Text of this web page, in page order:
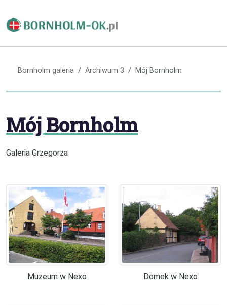
Bornholm galeria Archiwum 3 Mój Bornholm
Mój Bornholm
Galeria Grzegorza
Muzeum w Nexo Domek w Nexo